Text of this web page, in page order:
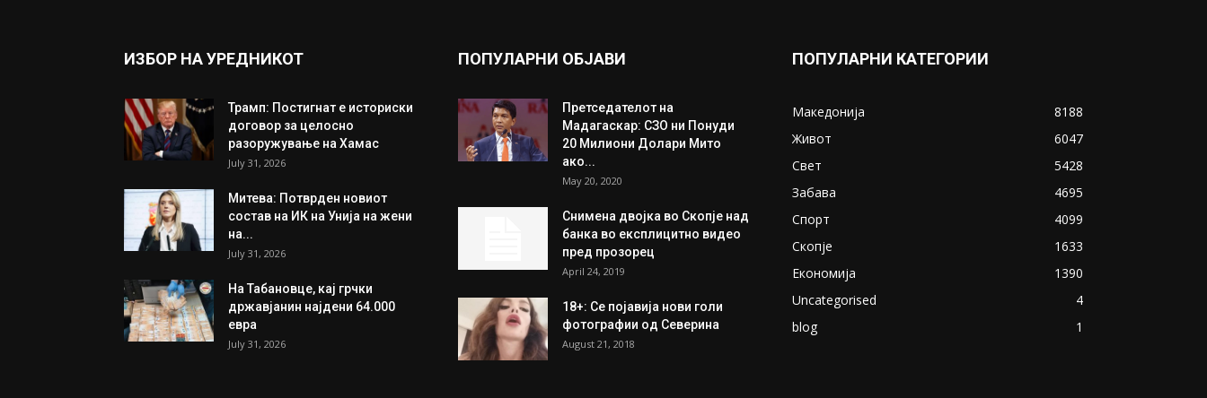
ИЗБОР НА УРЕДНИКОТ
Трамп: Постигнат е историски
договор за целосно
разоружување на Хамас
July 31, 2026
Митева: Потврден новиот
состав на ИК на Унија на жени
на...
July 31, 2026
На Табановце, кај грчки
државјанин најдени 64.000
евра
July 31, 2026
ПОПУЛАРНИ ОБЈАВИ
Претседателот на
Мадагаскар: СЗО ни Понуди
20 Милиони Долари Мито
ако...
May 20, 2020
Снимена двојка во Скопје над
банка во експлицитно видео
пред прозорец
April 24, 2019
18+: Се појавија нови голи
фотографии од Северина
August 21, 2018
ПОПУЛАРНИ КАТЕГОРИИ
Македонија
8188
Живот
6047
Свет
5428
Забава
4695
Спорт
4099
Скопје
1633
Економија
1390
Uncategorised
4
blog
1